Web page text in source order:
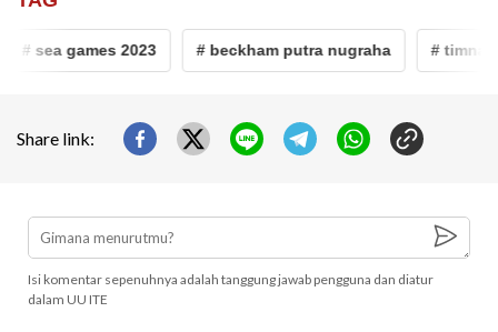
# sea games 2023 # beckham putra nugraha # timnas
Share link:
Isi komentar sepenuhnya adalah tanggung jawab pengguna dan diatur
dalam UU ITE